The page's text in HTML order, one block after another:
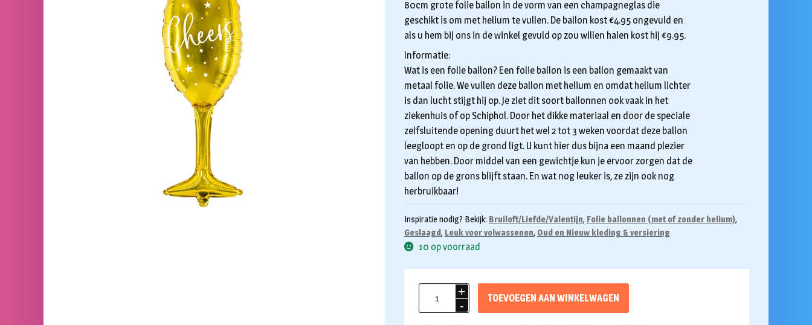
80cm grote folie ballon in de vorm van een champagneglas die
geschikt is om met helium te vullen. De ballon kost €4.95 ongevuld en
als u hem bij ons in de winkel gevuld op zou willen halen kost hij €9.95.
Informatie:
Wat is een folie ballon? Een folie ballon is een ballon gemaakt van
metaal folie. We vullen deze ballon met helium en omdat helium lichter
is dan lucht stijgt hij op. Je ziet dit soort ballonnen ook vaak in het
ziekenhuis of op Schiphol. Door het dikke materiaal en door de speciale
zelfsluitende opening duurt het wel 2 tot 3 weken voordat deze ballon
leegloopt en op de grond ligt. U kunt hier dus bijna een maand plezier
van hebben. Door middel van een gewichtje kun je ervoor zorgen dat de
ballon op de grons blijft staan. En wat nog leuker is, ze zijn ook nog
herbruikbaar!
Inspiratie nodig? Bekijk: Bruiloft/Liefde/Valentijn, Folie ballonnen (met of zonder helium),
Geslaagd, Leuk voor volwassenen, Oud en Nieuw kleding & versiering
10 op voorraad
Folieballon
champagne
TOEVOEGEN AAN WINKELWAGEN